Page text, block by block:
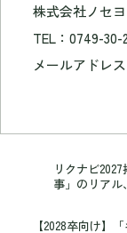
株式会社ノセ
TEL：0749-30-
メールアドレ
リクナビ
事」のリアル
【2028卒向け】